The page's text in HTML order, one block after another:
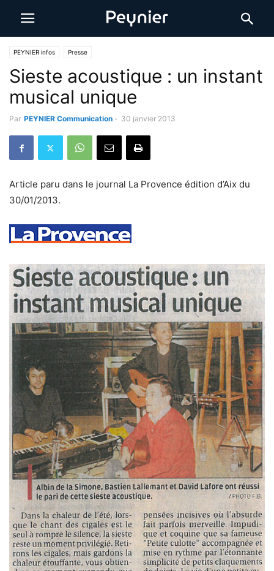
PEYNIER infos Presse
Sieste acoustique : un instant
musical unique
Par PEYNIER Communication - 30 janvier 2013
Article paru dans le journal La Provence édition d’Aix du
30/01/2013.